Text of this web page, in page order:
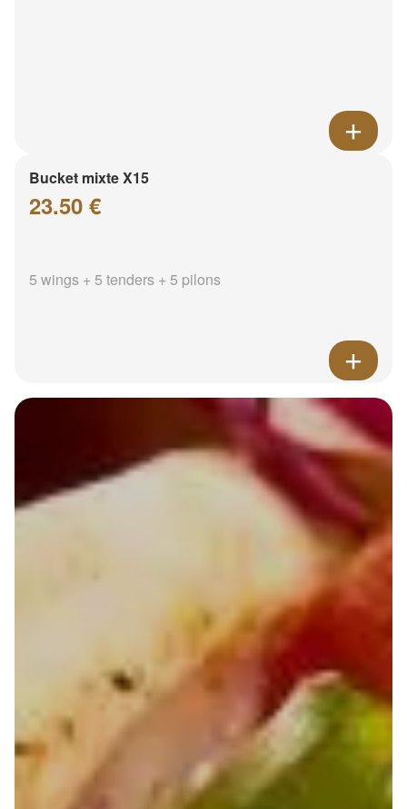
Bucket mixte X15
23.50 €
5 wings + 5 tenders + 5 pilons